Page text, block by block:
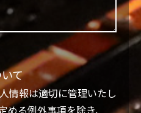
て
情報は適切に管理いたし
る例外事項を除き、